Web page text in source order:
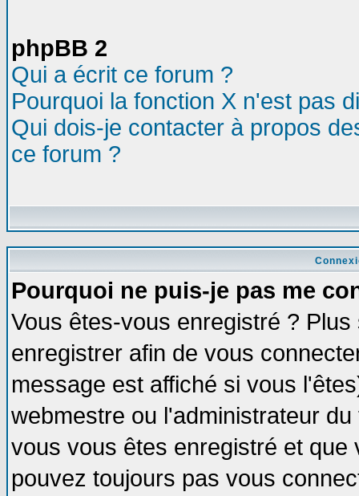
phpBB 2
Qui a écrit ce forum ?
Pourquoi la fonction X n'est pas
Qui dois-je contacter à propos
ce forum ?
Pourquoi ne puis-je pas me
Vous êtes-vous enregistré ?
enregistrer afin de vous
message est affiché si vous
webmestre ou l'administrateur
vous vous êtes enregistré et
pouvez toujours pas vous